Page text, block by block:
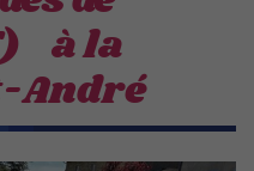
à la
André